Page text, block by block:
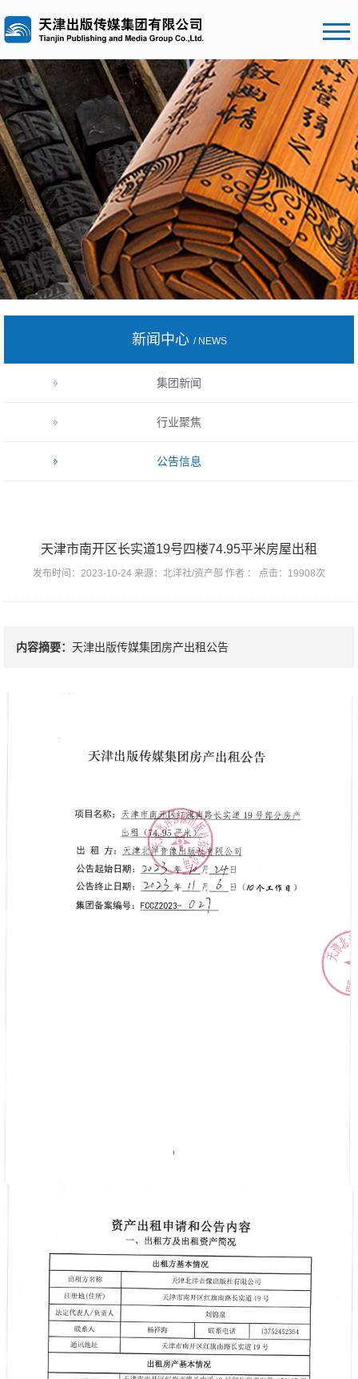
新闻中心 / NEWS
集团新闻
行业聚焦
公告信息
天津市南开区长实道19号四楼74.95平米房屋出租
发布时间：2023-10-24 来源：北洋社/资产部 作者 ： 点击：19908次
内容摘要： 天津出版传媒集团房产出租公告